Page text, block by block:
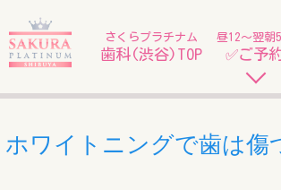
さくらプラチナム
歯科(渋谷)TOP
昼12〜翌朝
✅ご予
ホワイトニングで歯は傷